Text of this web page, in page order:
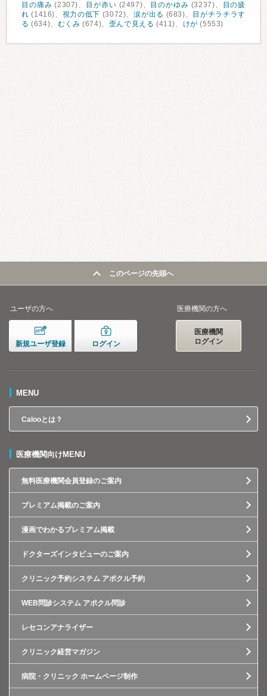
目の痛み (2307)、 目が赤い (2497)、 目のかゆみ (3237)、
目の疲
れ (1416)、 視力の低下 (3072)、涙が出る (683)、
目がチラチラす
る (634)、 むくみ (674)、 歪んで見える (411)、 けが (5553)
このページの先頭へ
ユーザの方へ
新規ユーザ登録 ログイン
医療機関の方へ
医療機関
ログイン
MENU
Calooとは？
医療機関向けMENU
無料医療機関会員登録のご案内
プレミアム掲載のご案内
漫画でわかるプレミアム掲載
ドクターズインタビューのご案内
クリニック予約システム アポクル予約
WEB問診システム アポクル問診
レセコンアナライザー
クリニック経営マガジン
病院・クリニック ホームページ制作